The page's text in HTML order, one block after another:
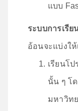
แบบ
ระบบการเรี
อ้อนจะแบ่งใ
เรียนโ
นั้น ๆ โ
มหาวิท